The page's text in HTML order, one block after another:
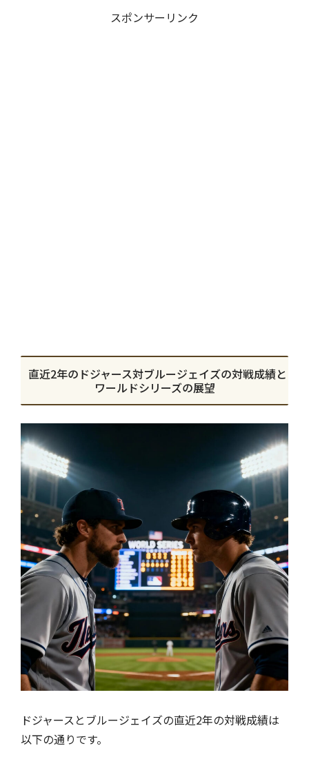
スポンサーリンク
直近2年のドジャース対ブルージェイズの対戦成績と
ワールドシリーズの展望
ドジャースとブルージェイズの直近2年の対戦成績は
以下の通りです。